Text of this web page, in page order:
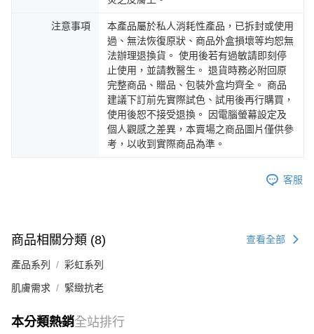
注意事項
本產品屬於私人消耗性產品，已拆封或使用
過、無法恢復原狀、商品外盒損壞等均恕無
法辦理退換貨。 使用後若有過敏請即刻停
止使用，並請教醫生。 退貨時務必附回原
完整商品、贈品、包裝外盒均齊全。 商品
建議下訂前先實際試色、試用後再行購買，
使用後恕不接受退換。 因電腦螢幕設定及
個人觀感之差異，本賣場之商品圖片僅供參
考，以收到實際商品為準。
客服
商品相關分類 (8) 查看全部
產品系列 彩虹系列
肌膚需求 緊緻抗老
本分類熱銷全站排行